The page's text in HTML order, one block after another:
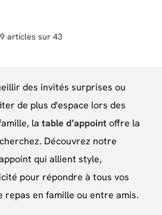
articles sur 43
des invités surprises ou
de plus d'espace lors des
la table d’appointoffre la
Découvrez notre
qui allient style,
pour répondre à tous vos
repas en famille ou entre amis.